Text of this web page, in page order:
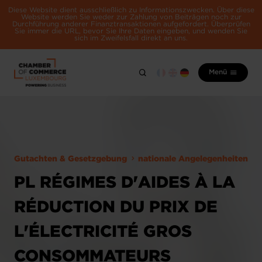
Diese Website dient ausschließlich zu Informationszwecken. Über diese
Website werden Sie weder zur Zahlung von Beiträgen noch zur
Durchführung anderer Finanztransaktionen aufgefordert. Überprüfen
Sie immer die URL, bevor Sie Ihre Daten eingeben, und wenden Sie
sich im Zweifelsfall direkt an uns.
Menü
Gutachten & Gesetzgebung nationale Angelegenheiten
PL RÉGIMES D'AIDES À LA
RÉDUCTION DU PRIX DE
L'ÉLECTRICITÉ GROS
CONSOMMATEURS